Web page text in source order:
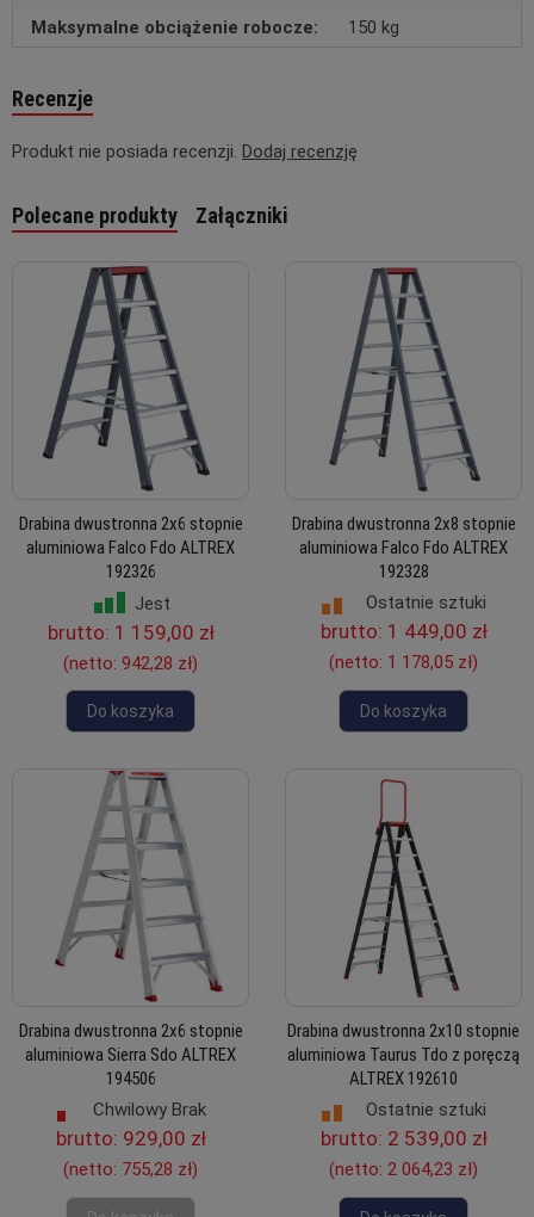
Maksymalne obciążenie robocze:
150 kg
Recenzje
Produkt nie posiada recenzji. Dodaj recenzję
Polecane produkty Załączniki
Drabina dwustronna 2x6 stopnie
aluminiowa Falco Fdo ALTREX
192326
Jest
brutto: 1 159,00 zł
(netto: 942,28 zł)
Do koszyka
Drabina dwustronna 2x8 stopnie
aluminiowa Falco Fdo ALTREX
192328
Ostatnie sztuki
brutto: 1 449,00 zł
(netto: 1 178,05 zł)
Do koszyka
Drabina dwustronna 2x6 stopnie
aluminiowa Sierra Sdo ALTREX
194506
Chwilowy Brak
brutto: 929,00 zł
(netto: 755,28 zł)
Drabina dwustronna 2x10 stopnie
aluminiowa Taurus Tdo z poręczą
ALTREX 192610
Ostatnie sztuki
brutto: 2 539,00 zł
(netto: 2 064,23 zł)